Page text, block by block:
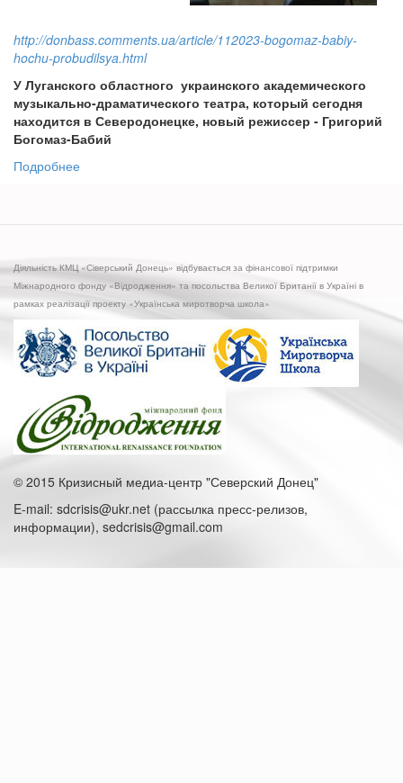
http://donbass.comments.ua/article/112023-bogomaz-babiy-
hochu-probudilsya.html
У Луганского областного украинского академического
музыкально-драматического театра, который сегодня
находится в Северодонецке, новый режиссер - Григорий
Богомаз-Бабий
Подробнее
пробудился
патриотизм
творческих
северодончан
Діяльність КМЦ «Сіверський Донець» відбувається за фінансової підтримки
Міжнародного фонду «Відродження» та посольства Великої Британії в Україні в
рамках реалізації проекту «Українська миротворча школа»
© 2015 Кризисный медиа-центр "Северский Донец"
E-mail: sdcrisis@ukr.net (рассылка пресс-релизов,
информации), sedcrisis@gmail.com